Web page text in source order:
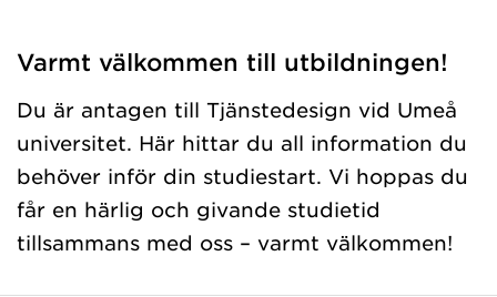
Varmt välkommen till utbildningen!
Du är antagen till Tjänstedesign vid Umeå
universitet. Här hittar du all information du
behöver inför din studiestart. Vi hoppas du
får en härlig och givande studietid
tillsammans med oss – varmt välkommen!